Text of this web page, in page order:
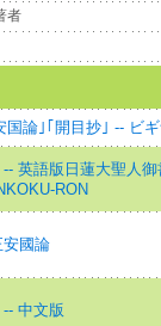
者
国論｣｢開目抄｣ -- ビ
英語版日蓮大聖人
RON
國論
中文版